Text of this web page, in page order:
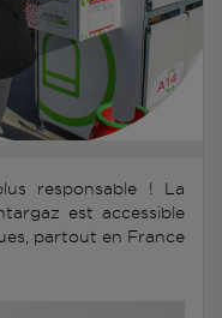
responsable ! La
est accessible
partout en France